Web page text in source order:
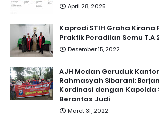
April 28, 2025
Kaprodi STIH Graha Kirana
Praktik Peradilan Semu T.A
Desember 15, 2022
AJH Medan Geruduk Kantor
Rahmasyah Sibarani:
Kordinasi dengan Kapolda
Berantas Judi
Maret 31, 2022